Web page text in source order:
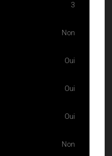
3
Non
Oui
Oui
Oui
Non